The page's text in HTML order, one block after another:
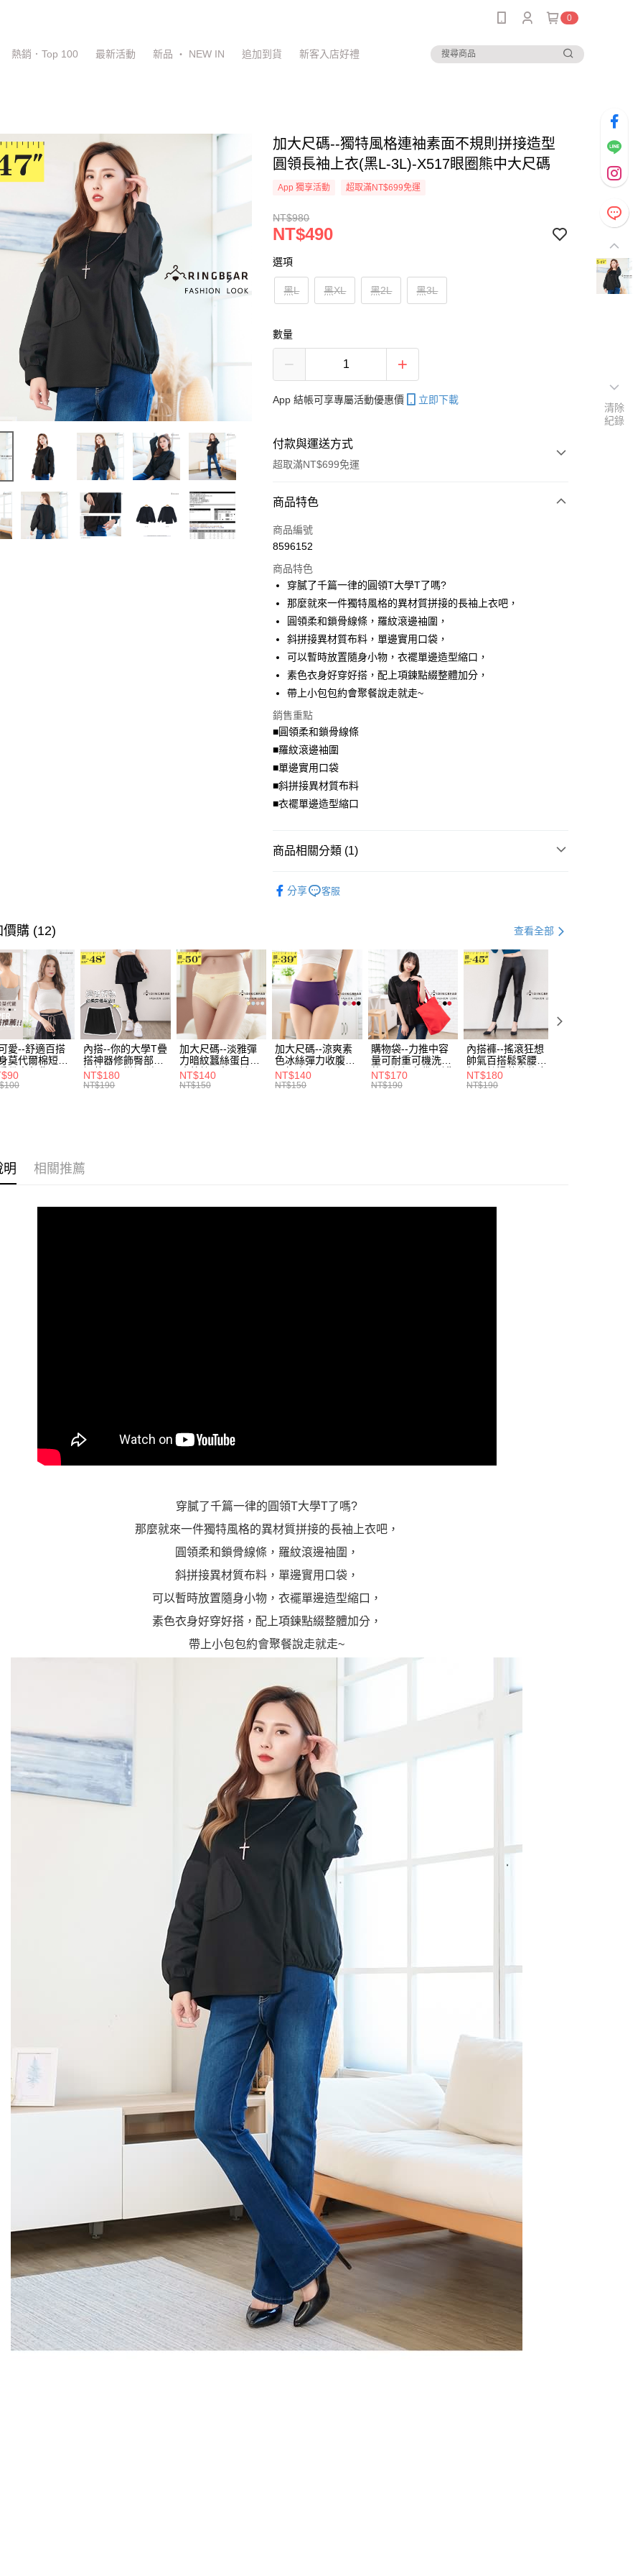
0
熱銷．Top 100 最新活動 新品 ‧ NEW IN 追加到貨 新客入店好禮
加大尺碼--獨特風格連袖素面不規則拼接造型
圓領長袖上衣(黑L-3L)-X517眼圈熊中大尺碼
App 獨享活動 超取滿NT$699免運
NT$980
NT$490
選項
黑L 黑XL 黑2L 黑3L
數量
App 結帳可享專屬活動優惠價 立即下載
付款與運送方式
超取滿NT$699免運
付款方式
信用卡一次付款
LINE Pay
Apple Pay
街口支付
悠遊付
Google Pay
全盈+PAY
大哥付你分期
相關說明
【大哥付你分期使用說明】
1.本服務由台灣大哥大提供，台灣大哥大用戶可立即使用無須另外申請。
2.付款方式選擇「大哥付你分期」，訂單成立後會自動跳轉到大哥付的交易
流程，驗證手機門號後，選擇欲分期的期數、繳款截止日，確認付款後即
4.訂單成立30分鐘內，如未前往確認交易或遇審核未通過，訂單將自動取
【繳款方式說明】
2.透過簡訊連結打開帳單後，可選擇「超商條碼／台灣大直營門市／銀行轉
【注意事項】
1.本服務係由「台灣大哥大股份有限公司」（以下簡稱本公司）所提供，讓
用戶於交易時，得透過本服務購買商品或服務，並由商店將買賣／分期付
款買賣價金債權讓與本公司後，依約使用本公司帳單繳交帳款。
2.基於同意付款使用「大哥付你分期」之契約關係目的，商店將以您的個人
資料（包含姓名、電話或地址）提供予台灣大哥大進項蒐集、處理及利
用，由本公司與您本人進行分期帳單所需資料之確認、核對及更正。
3.完整用戶服務條款，請詳閱以下連結：https://oppay.tw/userRule
AFTEE先享後付
相關說明
１．簡單：不需註冊會員、不需綁卡、不需儲值。
３．收到繳費通知簡訊後14天內，點擊此簡訊中的連結，可透過四大超商
／ATM／網路銀行／等多元方式進行付款，方視為交易完成。
※ 請注意：結帳手續完成當下不需立刻繳費，但若您需要取消訂單，請聯
絡購買商品的店家。未經商家同意取消之訂單仍視為有效，需透過AFTEE
先享後付繳納相關費用。
※ 交易是否成功請以「AFTEE先享後付 」之結帳頁面顯示為準，若有關於
是否繳費成功／繳費後需取消欲退款等相關疑問，請聯繫「AFTEE先享後
付客戶支援中心」https://netprotections.freshdesk.com/support/home
【注意事項】
１．透過由恩沛科技股份有限公司提供之「AFTEE先享後付」服務完成之
全家取貨付款
每筆NT$70，滿NT$699(含以上)免運費
7-11取貨付款
每筆NT$70，滿NT$799(含以上)免運費
付款後7-11取貨
每筆NT$70，滿NT$699(含以上)免運費
宅配
商品特色
商品編號
8596152
商品特色
穿膩了千篇一律的圓領T大學T了嗎?
那麼就來一件獨特風格的異材質拼接的長袖上衣吧，
圓領柔和鎖骨線條，羅紋滾邊袖圍，
斜拼接異材質布料，單邊實用口袋，
可以暫時放置隨身小物，衣襬單邊造型縮口，
素色衣身好穿好搭，配上項鍊點綴整體加分，
帶上小包包約會聚餐說走就走~
銷售重點
■圓領柔和鎖骨線條
■羅紋滾邊袖圍
■單邊實用口袋
■斜拼接異材質布料
■衣襬單邊造型縮口
商品相關分類 (1)
分享
客服
價購 (12) 查看全部
愛--舒適百搭
莫代爾棉短版
帶素色背心
黑.灰L-2L)-
內搭--你的大學T疊
搭神器修飾臀部下
擺萬用內搭裙/遮臀
裙(黑2L-6L)-Q155
NT$180
NT$190
加大尺碼--淡雅彈
力暗紋蠶絲蛋白無
痕蕾絲三角內褲
(白.粉.藍.黃XL-
NT$140
NT$150
加大尺碼--涼爽素
色冰絲彈力收腹提
臀無痕中腰三角內
褲(黑.紅.粉.紫L-
NT$140
NT$150
購物袋--力推中容
量可耐重可機洗烘
乾環保帆布袋/側背
包(黑.紅.米F)-
NT$170
NT$190
內搭褲--搖滾狂想
帥氣百搭鬆緊腰頭
超彈絲滑薄款仿皮
褲(黑XL-6L)-R179
NT$180
NT$190
明 相關推薦
穿膩了千篇一律的圓領T大學T了嗎?
那麼就來一件獨特風格的異材質拼接的長袖上衣吧，
圓領柔和鎖骨線條，羅紋滾邊袖圍，
斜拼接異材質布料，單邊實用口袋，
可以暫時放置隨身小物，衣襬單邊造型縮口，
素色衣身好穿好搭，配上項鍊點綴整體加分，
帶上小包包約會聚餐說走就走~
清除
紀錄